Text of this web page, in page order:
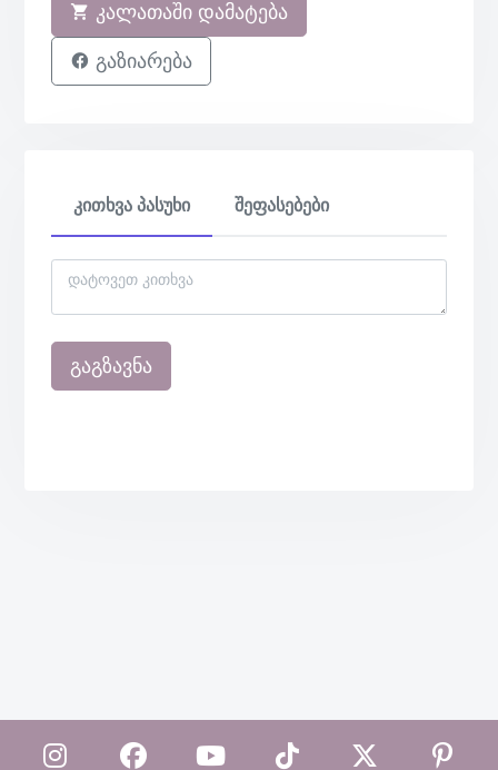
კალათაში დამატება
გაზიარება
კითხვა პასუხი შეფასებები
გაგზავნა